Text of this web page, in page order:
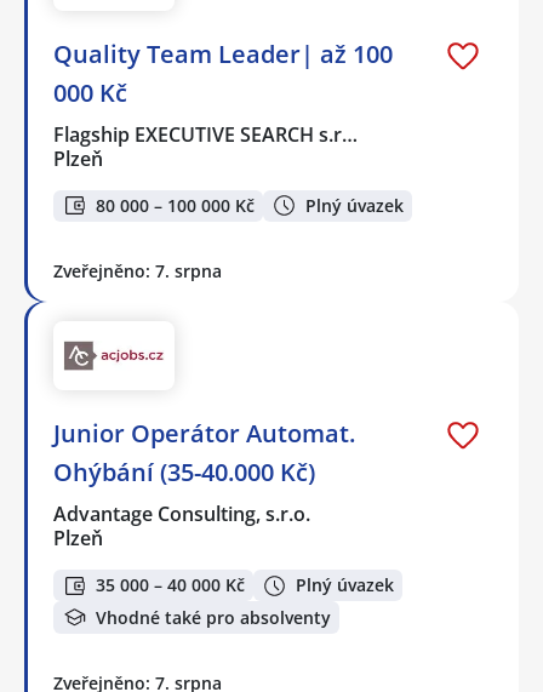
Quality Team Leader| až 100
000 Kč
Flagship EXECUTIVE SEARCH s.r…
Plzeň
80 000 – 100 000 Kč Plný úvazek
Zveřejněno: 7. srpna
Junior Operátor Automat.
Ohýbání (35-40.000 Kč)
Advantage Consulting, s.r.o.
Plzeň
35 000 – 40 000 Kč
Plný úvazek
Vhodné také pro absolventy
Zveřejněno: 7. srpna